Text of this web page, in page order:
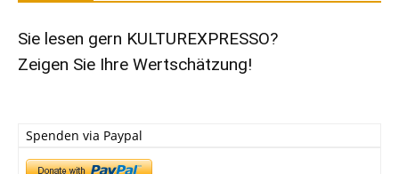
Sie lesen gern KULTUREXPRESSO?
Zeigen Sie Ihre Wertschätzung!
Spenden via Paypal